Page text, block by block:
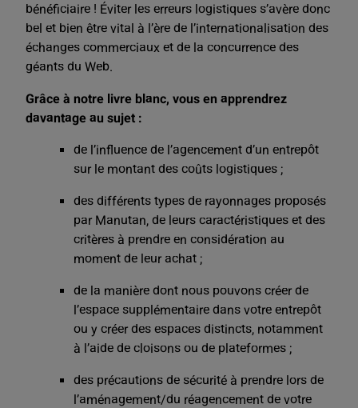
bénéficiaire ! Éviter les erreurs logistiques s’avère donc
bel et bien être vital à l’ère de l’internationalisation des
échanges commerciaux et de la concurrence des
géants du Web.
Grâce à notre livre blanc, vous en apprendrez
davantage au sujet :
de l’influence de l’agencement d’un entrepôt
sur le montant des coûts logistiques ;
des différents types de rayonnages proposés
par Manutan, de leurs caractéristiques et des
critères à prendre en considération au
moment de leur achat ;
de la manière dont nous pouvons créer de
l’espace supplémentaire dans votre entrepôt
ou y créer des espaces distincts, notamment
à l’aide de cloisons ou de plateformes ;
des précautions de sécurité à prendre lors de
l’aménagement/du réagencement de votre